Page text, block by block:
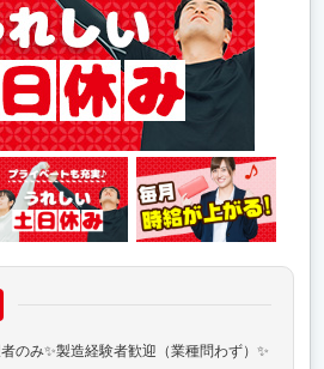
のみ✨製造経験者歓迎（業種問わず）✨